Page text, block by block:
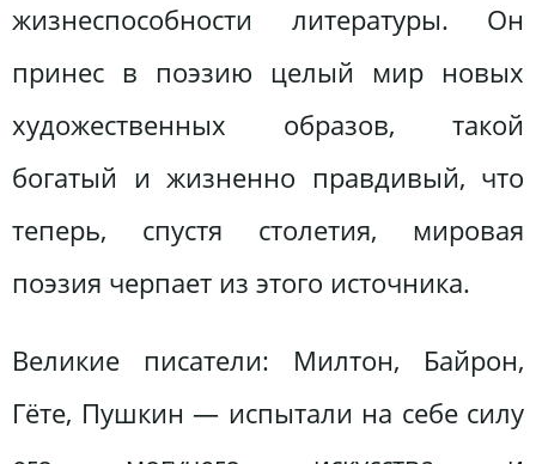
жизнеспособности литературы. Он
принес в поэзию целый мир новых
художественных образов, такой
богатый и жизненно правдивый, что
теперь, спустя столетия, мировая
поэзия черпает из этого источника.
Великие писатели: Милтон, Байрон,
Гёте, Пушкин — испытали на себе силу